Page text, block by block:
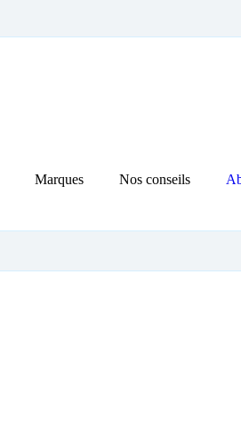
Marques Nos conseils